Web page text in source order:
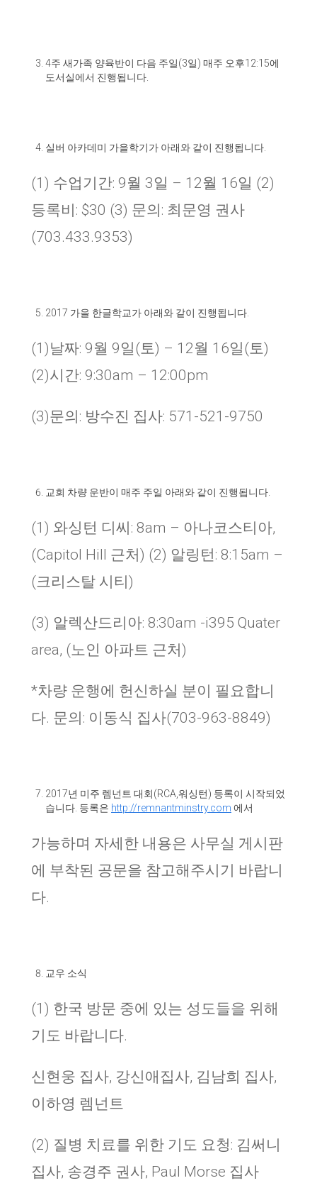
4주 새가족 양육반이 다음 주일(3일) 매주 오후12:15에
도서실에서 진행됩니다
실버 아카데미 가을학기가 아래와 같이 진행됩니다
(1) 수업기간: 9월 3일 – 12월 16일 (2)
등록비: $30 (3) 문의: 최문영 권사
(703.433.9353)
2017 가을 한글학교가 아래와 같이 진행됩니다
(1)날짜: 9월 9일(토) – 12월 16일(토)
(2)시간: 9:30am – 12:00pm
(3)문의: 방수진 집사: 571-521-9750
교회 차량 운반이 매주 주일 아래와 같이 진행됩니다
(1) 와싱턴 디씨: 8am – 아나코스티아,
(Capitol Hill 근처) (2) 알링턴: 8:15am –
(크리스탈 시티)
(3) 알렉산드리아: 8:30am -i395 Quater
area, (노인 아파트 근처)
*차량 운행에 헌신하실 분이 필요합니
다. 문의: 이동식 집사(703-963-8849)
2017년 미주 렘넌트 대회(RCA, 워싱턴) 등록이 시작되었
습니다 등록은 http://remnantminstry.com 에서
가능하며 자세한 내용은 사무실 게시판
에 부착된 공문을 참고해주시기 바랍니
다.
교우 소식
(1 ) 한국 방문 중에 있는 성도들을 위해
기도 바랍니다.
신현웅 집사, 강신애집사, 김남희 집사,
이하영 렘넌트
(2) 질병 치료를 위한 기도 요청: 김써니
집사, 송경주 권사, Paul Morse 집사